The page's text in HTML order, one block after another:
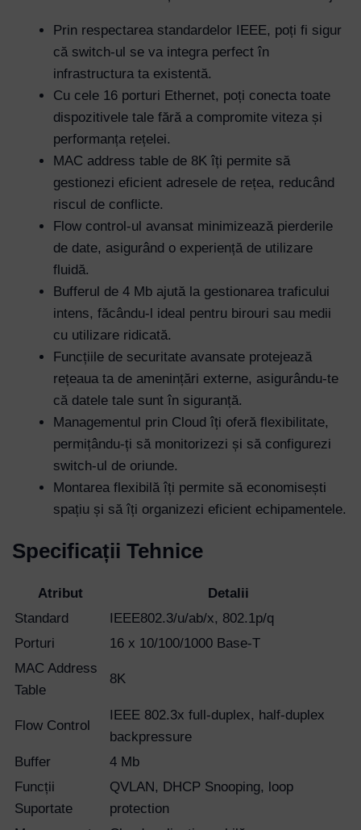
Prin respectarea standardelor IEEE, poți fi sigur
că switch-ul se va integra perfect în
infrastructura ta existentă.
Cu cele 16 porturi Ethernet, poți conecta toate
dispozitivele tale fără a compromite viteza și
performanța rețelei.
MAC address table de 8K îți permite să
gestionezi eficient adresele de rețea, reducând
riscul de conflicte.
Flow control-ul avansat minimizează pierderile
de date, asigurând o experiență de utilizare
fluidă.
Bufferul de 4 Mb ajută la gestionarea traficului
intens, făcându-l ideal pentru birouri sau medii
cu utilizare ridicată.
Funcțiile de securitate avansate protejează
rețeaua ta de amenințări externe, asigurându-te
că datele tale sunt în siguranță.
Managementul prin Cloud îți oferă flexibilitate,
permițându-ți să monitorizezi și să configurezi
switch-ul de oriunde.
Montarea flexibilă îți permite să economisești
spațiu și să îți organizezi eficient echipamentele.
Specificații Tehnice
Atribut
Detalii
Standard
IEEE802.3/u/ab/x, 802.1p/q
Porturi
16 x 10/100/1000 Base-T
MAC Address
Table
8K
Flow Control
IEEE 802.3x full-duplex, half-duplex
backpressure
Buffer
4 Mb
Funcții
Suportate
QVLAN, DHCP Snooping, loop
protection